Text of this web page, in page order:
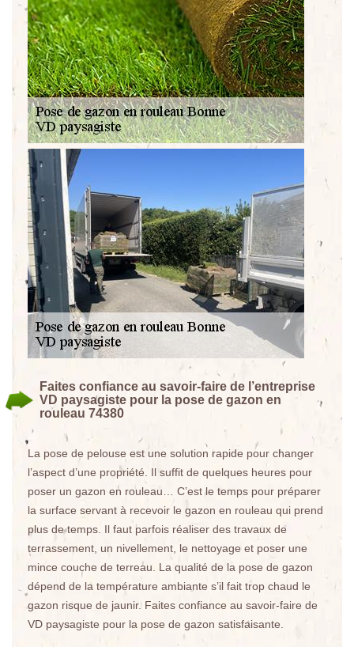
Faites confiance au savoir-faire de l’entreprise
VD paysagiste pour la pose de gazon en
rouleau 74380
La pose de pelouse est une solution rapide pour changer
l’aspect d’une propriété. Il suffit de quelques heures pour
poser un gazon en rouleau… C’est le temps pour préparer
la surface servant à recevoir le gazon en rouleau qui prend
plus de temps. Il faut parfois réaliser des travaux de
terrassement, un nivellement, le nettoyage et poser une
mince couche de terreau. La qualité de la pose de gazon
dépend de la température ambiante s’il fait trop chaud le
gazon risque de jaunir. Faites confiance au savoir-faire de
VD paysagiste pour la pose de gazon satisfaisante.